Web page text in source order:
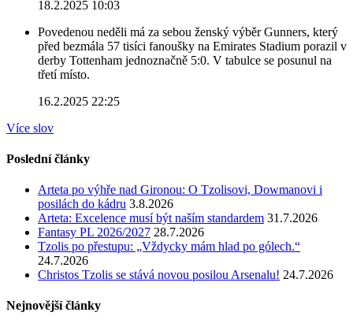
18.2.2025 10:03
Povedenou neděli má za sebou ženský výběr Gunners, který
před bezmála 57 tisíci fanoušky na Emirates Stadium porazil v
derby Tottenham jednoznačně 5:0. V tabulce se posunul na
třetí místo.
16.2.2025 22:25
Více slov
Poslední články
Arteta po výhře nad Gironou: O Tzolisovi, Dowmanovi i
posilách do kádru 3.8.2026
Arteta: Excelence musí být naším standardem 31.7.2026
Fantasy PL 2026/2027 28.7.2026
Tzolis po přestupu: „Vždycky mám hlad po gólech.“
24.7.2026
Christos Tzolis se stává novou posilou Arsenalu! 24.7.2026
Nejnovější články